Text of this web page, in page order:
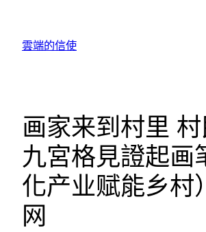
雲端的信使
画家来到村里
九宮格見證起画
化产业赋能乡村
网